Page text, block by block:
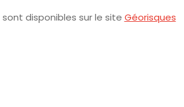
disponibles sur le site Géorisques